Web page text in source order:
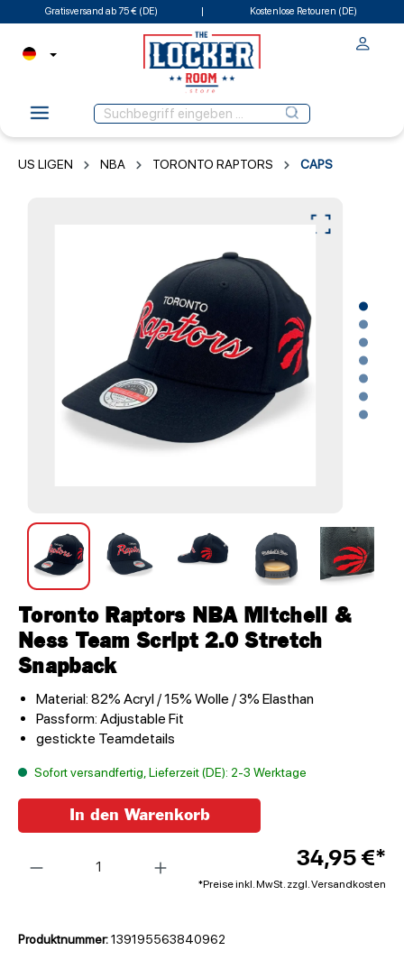
Gratisversand ab 75 € (DE) Kostenlose Retouren (DE)
US LIGEN NBA TORONTO RAPTORS CAPS
Toronto Raptors NBA Mitchell &
Ness Team Script 2.0 Stretch
Snapback
Material: 82% Acryl / 15% Wolle / 3% Elasthan
Passform: Adjustable Fit
gestickte Teamdetails
Sofort versandfertig, Lieferzeit (DE): 2-3 Werktage
34,95 €*
*Preise inkl. MwSt. zzgl. Versandkosten
In den Warenkorb
Produktnummer:139195563840962